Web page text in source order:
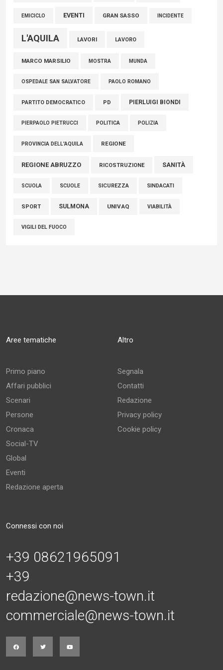
EMICICLO EVENTI GRAN SASSO INCIDENTE
L'AQUILA LAVORI LAVORO
MARCO MARSILIO MOSTRA MUNDA
OSPEDALE SAN SALVATORE PAOLO ROMANO
PARTITO DEMOCRATICO PD PIERLUIGI BIONDI
PIERPAOLO PIETRUCCI POLITICA POLIZIA
PROVINCIA DELL'AQUILA REGIONE
REGIONE ABRUZZO RICOSTRUZIONE SANITÀ
SCUOLA SCUOLE SICUREZZA SINDACATI
SPORT SULMONA UNIVAQ VIABILITÀ
VIGILI DEL FUOCO
Aree tematiche
Primo piano
Affari pubblici
Scenari
Persone
Cronaca
Social-TV
Global
Eventi
Redazione aperta
Altro
Segnala
Contatti
Redazione
Privacy policy
Cookie policy
Connessi con noi
+39 08621965091
+39
redazione@news-town.it
commerciale@news-town.it